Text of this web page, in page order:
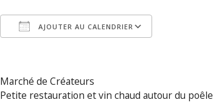
AJOUTER AU CALENDRIER
Marché de Créateurs
Petite restauration et vin chaud autour du poêle